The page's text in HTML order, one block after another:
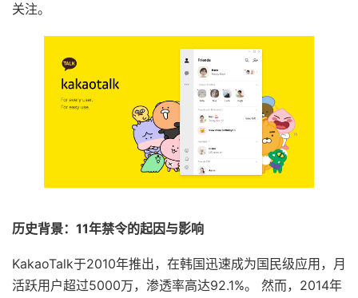
关注。
历史背景：11年禁令的起因与影响
KakaoTalk于2010年推出，在韩国迅速成为国民级应用，月
活跃用户超过5000万，渗透率高达92.1%。 然而，2014年